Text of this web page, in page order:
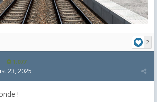
2
1,077
23, 2025
!